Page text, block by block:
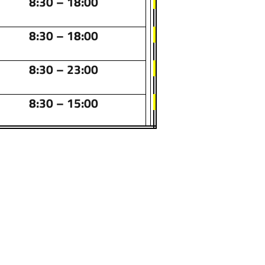
8:30 – 18:00
8:30 – 23:00
8:30 – 15:00